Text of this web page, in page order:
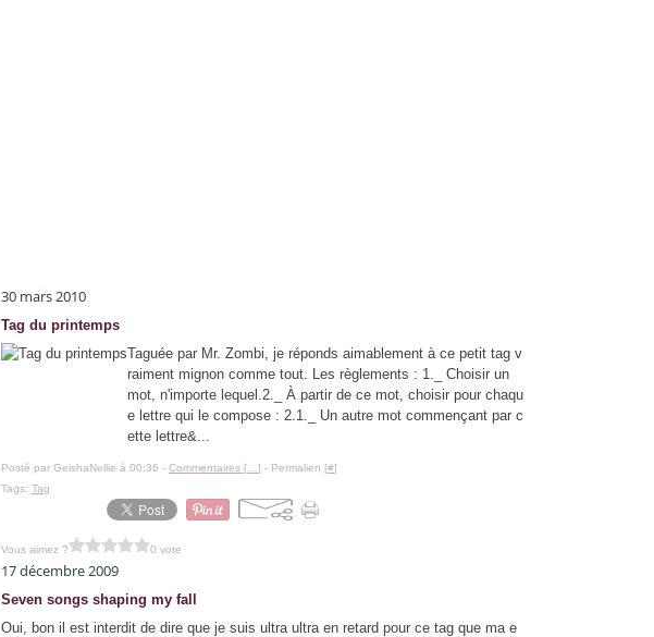
30 mars 2010
Tag du printemps
Taguée par Mr. Zombi, je réponds aimablement à ce petit tag v
raiment mignon comme tout. Les règlements : 1._ Choisir un
mot, n'importe lequel.2._ À partir de ce mot, choisir pour chaqu
e lettre qui le compose : 2.1._ Un autre mot commençant par c
ette lettre&...
Posté par GeishaNellie à 00:36 - Commentaires [ ] - Permalien [#]
Tags: Tag
Vous aimez ? 0 vote
17 décembre 2009
Seven songs shaping my fall
Oui, bon il est interdit de dire que je suis ultra ultra en retard pour ce tag que ma e